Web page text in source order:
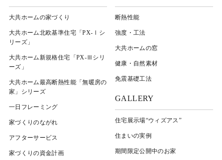
大共ホームの家づくり
大共ホーム北欧基準住宅「PX-Ⅰシ
リーズ」
大共ホーム新規格住宅「PX-Ⅲシリ
ーズ」
大共ホーム最高断熱性能「無暖房の
家」シリーズ
一日フレーミング
家づくりのながれ
アフターサービス
家づくりの資金計画
断熱性能
強度・工法
大共ホームの窓
健康・自然素材
免震基礎工法
GALLERY
住宅展示場“ウィズアス”
住まいの実例
期間限定公開中のお家